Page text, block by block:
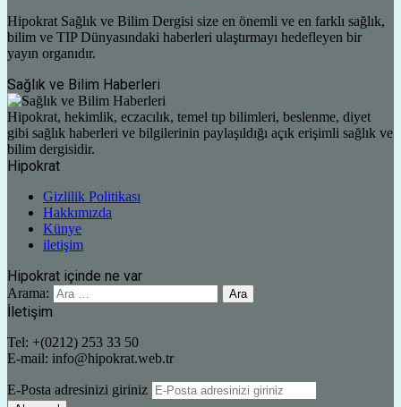
Hipokrat Sağlık ve Bilim Dergisi size en önemli ve en farklı sağlık,
bilim ve TIP Dünyasındaki haberleri ulaştırmayı hedefleyen bir
yayın organıdır.
Sağlık ve Bilim Haberleri
Hipokrat, hekimlik, eczacılık, temel tıp bilimleri, beslenme, diyet
gibi sağlık haberleri ve bilgilerinin paylaşıldığı açık erişimli sağlık ve
bilim dergisidir.
Hipokrat
Gizlilik Politikası
Hakkımızda
Künye
iletişim
Hipokrat içinde ne var
Arama:
İletişim
Tel: +(0212) 253 33 50
E-mail: info@hipokrat.web.tr
E-Posta adresinizi giriniz